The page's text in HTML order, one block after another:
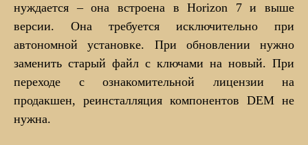
нуждается – она встроена в Horizon 7 и выше
версии. Она требуется исключительно при
автономной установке. При обновлении нужно
заменить старый файл с ключами на новый. При
переходе с ознакомительной лицензии на
продакшен, реинсталляция компонентов DEM не
нужна.